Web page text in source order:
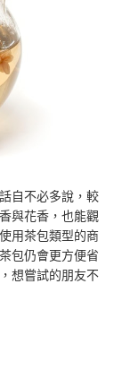
自不必多說，較
與花香，也能觀
用茶包類型的商
包仍會更方便省
想嘗試的朋友不